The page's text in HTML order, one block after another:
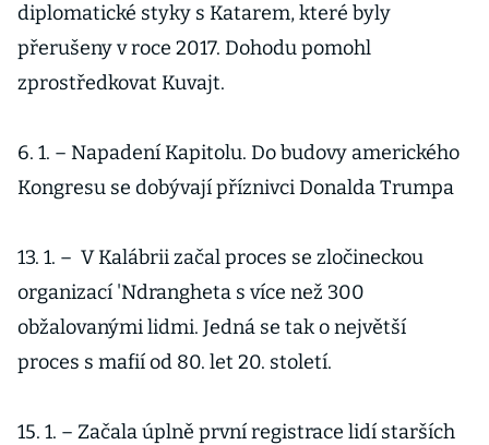
diplomatické styky s Katarem, které byly
přerušeny v roce 2017. Dohodu pomohl
zprostředkovat Kuvajt.
6. 1. – Napadení Kapitolu. Do budovy amerického
Kongresu se dobývají příznivci Donalda Trumpa
13. 1. – V Kalábrii začal proces se zločineckou
organizací 'Ndrangheta s více než 300
obžalovanými lidmi. Jedná se tak o největší
proces s mafií od 80. let 20. století.
15. 1. – Začala úplně první registrace lidí starších